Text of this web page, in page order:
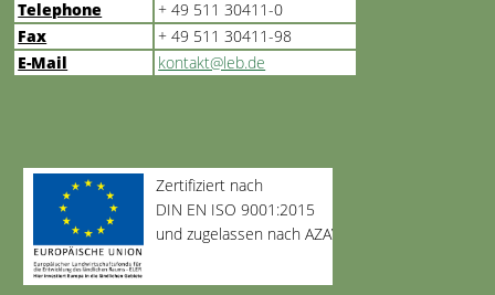
Telephone
+ 49 511 30411-0
Fax
+ 49 511 30411-98
E-Mail
kontakt@leb.de
Zertifiziert nach
DIN EN ISO 9001:2015
und zugelassen nach AZAV